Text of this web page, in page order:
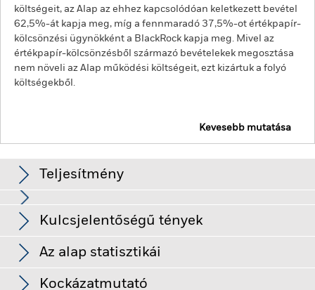
költségeit, az Alap az ehhez kapcsolódóan keletkezett bevétel
62,5%-át kapja meg, míg a fennmaradó 37,5%-ot értékpapír-
kölcsönzési ügynökként a BlackRock kapja meg. Mivel az
értékpapír-kölcsönzésből származó bevételekek megosztása
nem növeli az Alap működési költségeit, ezt kizártuk a folyó
költségekből.
Kevesebb mutatása
Teljesítmény
Diagram
Teljes diagram megtekintése
Hozamok
A befektetési kockázat bizonyos ágazatokban, országokban,
devizákban vagy vállalatokban koncentrálódik. Ez azt jelenti,
hogy az Alap érzékenyebben reagál a helyi gazdasági, piaci,
politikai, fenntarthatósággal kapcsolatos vagy szabályozási
eseményekre.A részvények és a részvényekhez kapcsolódó
értékpapírok értékét befolyásolhatják a tőkepiaci mozgások. A
Kulcsjelentőségű tények
Az Alap Nettó
ekkor: 2026. aug. 06.
Az alap statisztikái
Kockázatmutató